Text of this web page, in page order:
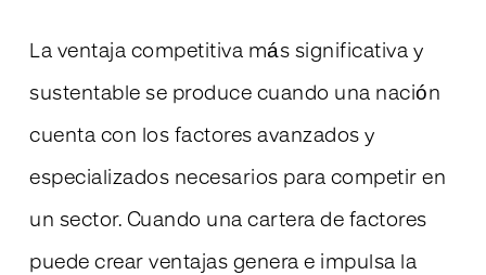
La ventaja competitiva más significativa y
sustentable se produce cuando una nación
cuenta con los factores avanzados y
especializados necesarios para competir en
un sector. Cuando una cartera de factores
puede crear ventajas genera e impulsa la